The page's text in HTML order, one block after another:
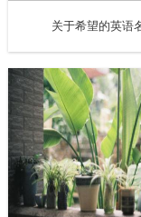
问时间有没有到。”
宫吃饭的国会新成
吃饭而不理睬他们
自己迟到的原因是
块新表，或者我换个
关于希望的英语